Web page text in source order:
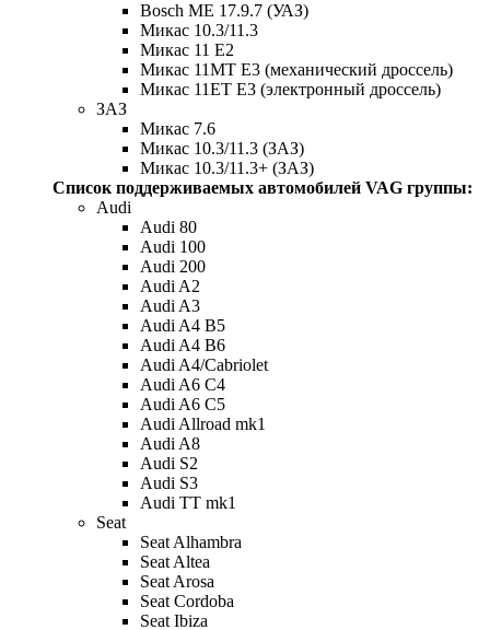
Bosch ME 17.9.7 (УАЗ)
Микас 10.3/11.3
Микас 11 E2
Микас 11MT E3 (механический дроссель)
Микас 11ET E3 (электронный дроссель)
ЗАЗ
Микас 7.6
Микас 10.3/11.3 (ЗАЗ)
Микас 10.3/11.3+ (ЗАЗ)
Список поддерживаемых автомобилей VAG группы:
Audi
Audi 80
Audi 100
Audi 200
Audi A2
Audi A3
Audi A4 B5
Audi A4 B6
Audi A4/Cabriolet
Audi A6 C4
Audi A6 C5
Audi Allroad mk1
Audi A8
Audi S2
Audi S3
Audi TT mk1
Seat
Seat Alhambra
Seat Altea
Seat Arosa
Seat Cordoba
Seat Ibiza